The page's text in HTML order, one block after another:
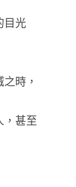
目光
時，
，甚至